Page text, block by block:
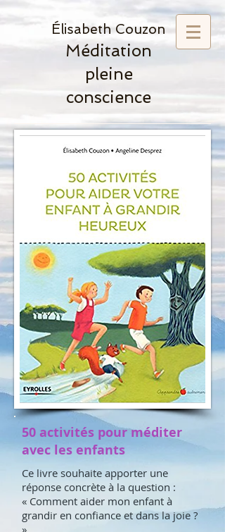
Élisabeth Couzon
Méditation
pleine
conscience
50 activités pour méditer
avec les enfants
Ce livre souhaite apporter une
réponse concrète à la question :
« Comment aider mon enfant à
grandir en confiance et dans la joie ?
»